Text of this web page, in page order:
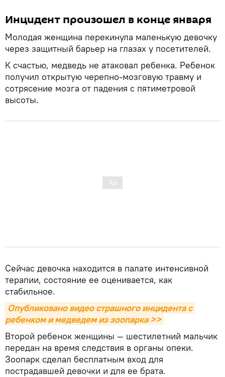
Инцидент произошел в конце января
Молодая женщина перекинула маленькую девочку
через защитный барьер на глазах у посетителей.
К счастью, медведь не атаковал ребенка. Ребенок
получил открытую черепно-мозговую травму и
сотрясение мозга от падения с пятиметровой
высоты.
Сейчас девочка находится в палате интенсивной
терапии, состояние ее оценивается, как
стабильное.
Опубликовано видео страшного инцидента с
ребенком и медведем из зоопарка >>
Второй ребенок женщины — шестилетний мальчик
передан на время следствия в органы опеки.
Зоопарк сделал бесплатным вход для
пострадавшей девочки и для ее брата.